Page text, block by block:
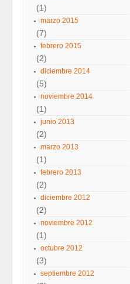
(1)
marzo 2015
(7)
febrero 2015
(2)
diciembre 2014
(5)
noviembre 2014
(1)
junio 2013
(2)
marzo 2013
(1)
febrero 2013
(2)
diciembre 2012
(2)
noviembre 2012
(1)
octubre 2012
(3)
septiembre 2012